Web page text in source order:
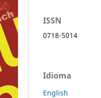
ISSN
0718-5014
Idioma
English